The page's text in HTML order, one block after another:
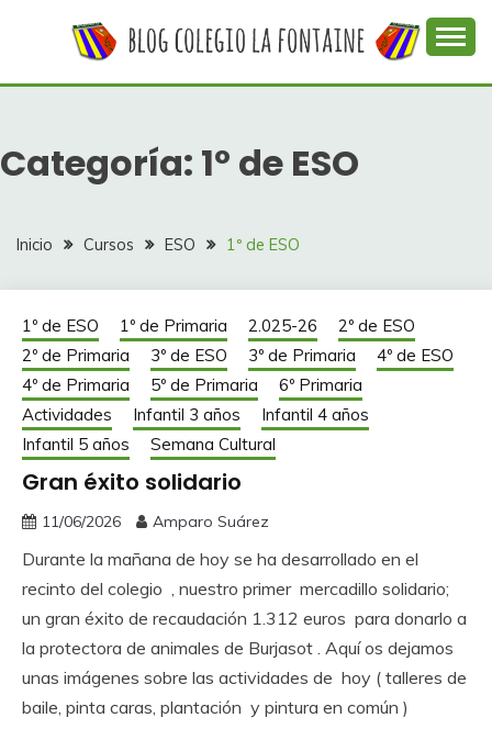
COLEGIO LA
FONTAINE
colegio La Fontaine
Categoría: 1º de ESO
Inicio Cursos ESO 1º de ESO
1º de ESO 1º de Primaria 2.025-26
2º de ESO
2º de Primaria
3º de ESO 3º de Primaria
4º de ESO
4º de Primaria
5º de Primaria
6º Primaria
Actividades
Infantil 3 años
Infantil 4 años
Infantil 5 años
Semana Cultural
Gran éxito solidario
11/06/2026 Amparo Suárez
Durante la mañana de hoy se ha desarrollado en el
recinto del colegio , nuestro primer mercadillo solidario;
un gran éxito de recaudación 1.312 euros para donarlo a
la protectora de animales de Burjasot . Aquí os dejamos
unas imágenes sobre las actividades de hoy ( talleres de
baile, pinta caras, plantación y pintura en común )